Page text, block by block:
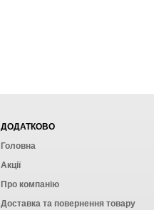
ДОДАТКОВО
Головна
Акції
Про компанію
Доставка та повернення товару